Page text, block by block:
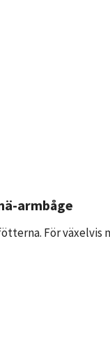
armbåge
För växelvis